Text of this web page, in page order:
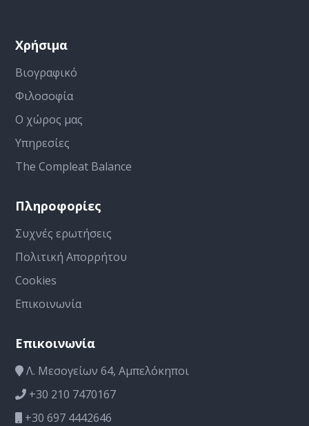
Χρήσιμα
Βιογραφικό
Φιλοσοφία
Ο χώρος μας
Υπηρεσίες
The Compleat Balance
Πληροφορίες
Συχνές ερωτήσεις
Πολιτική Απορρήτου
Cookies
Επικοινωνία
Επικοινωνία
Λ. Μεσογείων 64, Αμπελόκηποι
+30 210 7470167
+30 697 4442646